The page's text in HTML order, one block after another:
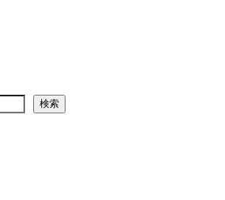
検索